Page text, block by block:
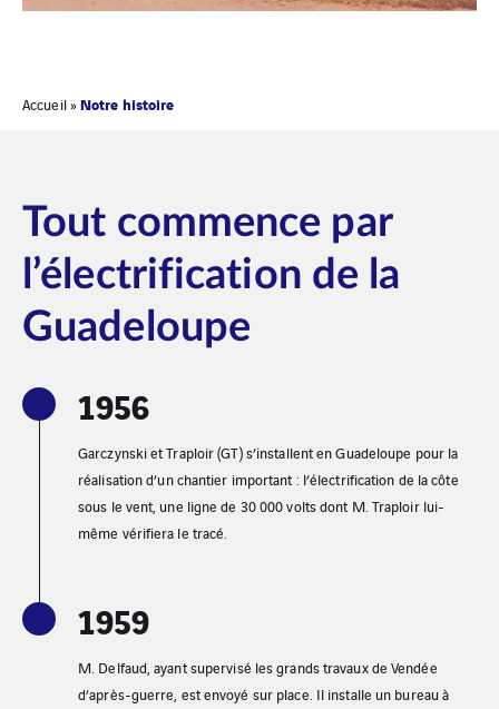
Accueil»Notre histoire
Tout commence par
l’électrification de la
Guadeloupe
1956
Garczynski et Traploir (GT) s’installent en Guadeloupe pour la
réalisation d’un chantier important : l’électrification de la côte
sous le vent, une ligne de 30 000 volts dont M. Traploir lui-
même vérifiera le tracé.
1959
M. Delfaud, ayant supervisé les grands travaux de Vendée
d’après-guerre, est envoyé sur place. Il installe un bureau à